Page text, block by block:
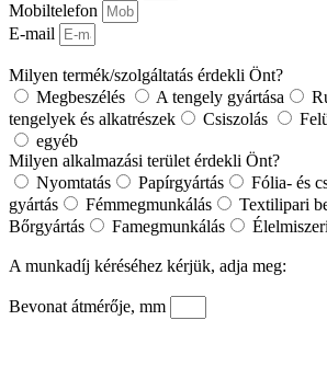
Mobiltelefon
E-mail
Milyen termék/szolgáltatás érdekli Önt?
Megbeszélés
A tengely gyártása
tengelyek és alkatrészek
Csiszolás
egyéb
Milyen alkalmazási terület érdekli Önt?
Nyomtatás
Papírgyártás
Fólia- és
gyártás
Fémmegmunkálás
Textilipari
Bőrgyártás
Famegmunkálás
A munkadíj kéréséhez kérjük, adja meg:
Bevonat átmérője, mm